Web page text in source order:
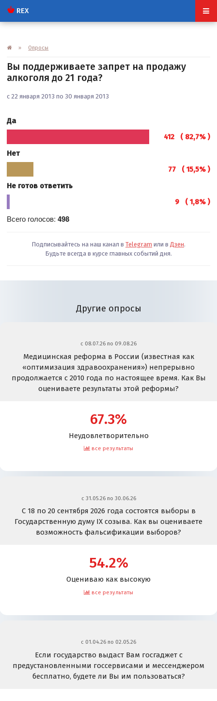
REX
» Опросы
Вы поддерживаете запрет на продажу
алкоголя до 21 года?
с 22 января 2013 по 30 января 2013
Да
412 ( 82,7% )
Нет
77 ( 15,5% )
Не готов ответить
9 ( 1,8% )
Всего голосов:498
Подписывайтесь на наш канал в Telegram или в Дзен.
Будьте всегда в курсе главных событий дня.
Другие опросы
c 08.07.26 по 09.08.26
Медицинская реформа в России (известная как
«оптимизация здравоохранения») непрерывно
продолжается с 2010 года по настоящее время. Как Вы
оцениваете результаты этой реформы?
67.3%
Неудовлетворительно
все результаты
c 31.05.26 по 30.06.26
С 18 по 20 сентября 2026 года состоятся выборы в
Государственную думу IX созыва. Как вы оцениваете
возможность фальсификации выборов?
54.2%
Оцениваю как высокую
все результаты
c 01.04.26 по 02.05.26
Если государство выдаст Вам госгаджет с
предустановленными госсервисами и мессенджером
бесплатно, будете ли Вы им пользоваться?